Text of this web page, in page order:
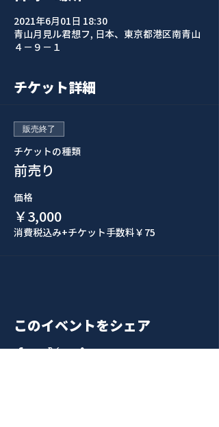
2021年6月01日 18:30
青山月見ル君想フ, 日本、東京都港区南青山
４−９−１
チケット詳細
販売終了
チケットの種類
前売り
価格
￥3,000
消費税込み+チケット手数料￥75
このイベントをシェア